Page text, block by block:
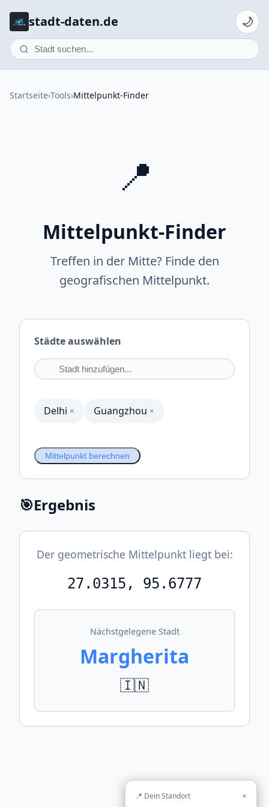
stadt-daten.de 🌙
Startseite›Tools›Mittelpunkt-Finder
📍
Mittelpunkt-Finder
Treffen in der Mitte? Finde den
geografischen Mittelpunkt.
Städte auswählen
Delhi × Guangzhou ×
Mittelpunkt berechnen
🎯Ergebnis
Der geometrische Mittelpunkt liegt bei:
27.0315, 95.6777
Nächstgelegene Stadt
Margherita
🇮🇳
📍 Dein Standort ×